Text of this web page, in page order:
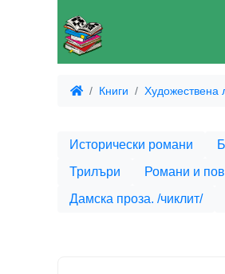
Книги Художествена
Исторически романи
Трилъри
Романи и
Дамска проза. /чиклит/